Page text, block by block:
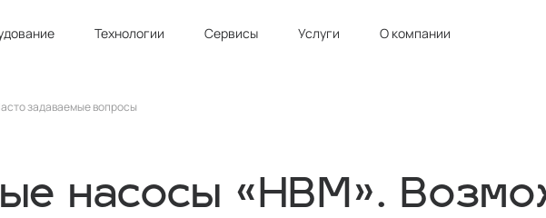
Технологии Сервисы Услуги О компании
задаваемые вопросы
насосы «НВМ».